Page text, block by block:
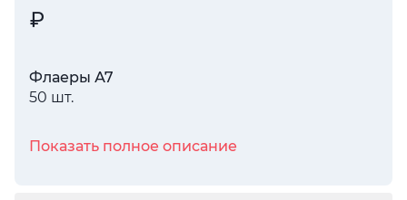
Флаеры А7
50 шт.
Показать полное описание